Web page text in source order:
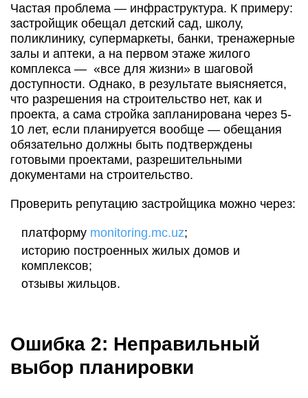
Частая проблема — инфраструктура. К примеру:
застройщик обещал детский сад, школу,
поликлинику, супермаркеты, банки, тренажерные
залы и аптеки, а на первом этаже жилого
комплекса — «все для жизни» в шаговой
доступности. Однако, в результате выясняется,
что разрешения на строительство нет, как и
проекта, а сама стройка запланирована через 5-
10 лет, если планируется вообще — обещания
обязательно должны быть подтверждены
готовыми проектами, разрешительными
документами на строительство.
Проверить репутацию застройщика можно через:
платформу monitoring.mc.uz;
историю построенных жилых домов и
комплексов;
отзывы жильцов.
Ошибка 2: Неправильный
выбор планировки